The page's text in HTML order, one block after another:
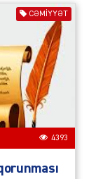
CƏMIYYƏT
4393